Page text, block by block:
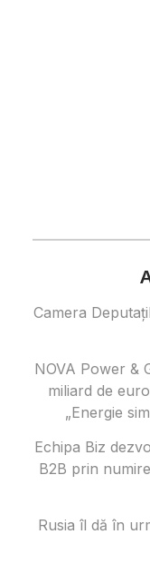
Camera
NOVA Power &
miliard de
„Energie
Echipa Biz
B2B prin
Rusia îl dă în